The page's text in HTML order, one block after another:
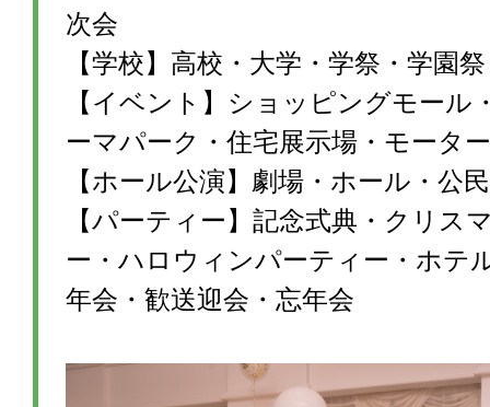
次会
【学校】高校・大学・学祭・学園
【イベント】ショッピングモール
ーマパーク・住宅展示場・モータ
【ホール公演】劇場・ホール・公
【パーティー】記念式典・クリス
ー・ハロウィンパーティー・ホテ
年会・歓送迎会・忘年会